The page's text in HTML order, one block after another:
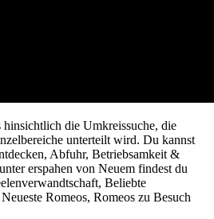
die Umkreissuche, die
unterteilt wird. Du kannst
Abfuhr, Betriebsamkeit &
erspahen von Neuem findest du
Beliebte
Romeos, Romeos zu Besuch